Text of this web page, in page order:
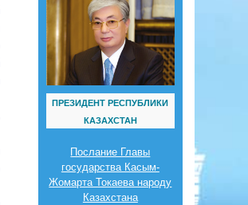
ПРЕЗИДЕНТ РЕСПУБЛИКИ
КАЗАХСТАН
Послание Главы
государства Касым-
Жомарта Токаева народу
Казахстана